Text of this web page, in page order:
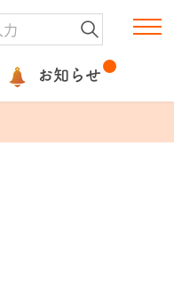
お知らせ